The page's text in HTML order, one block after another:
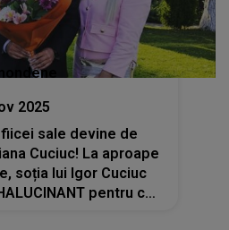
2025
sale devine de
Cuciuc! La aproape
soția lui Igor Cuciuc
pentru cei